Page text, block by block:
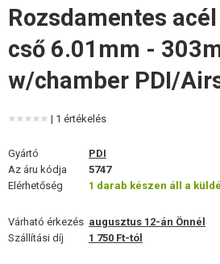
SZEMÜVEGEK, MASZKOK
KIEGÉSZÍTŐK, HORDSZÍJAK
FEGYVER JAVÍTÁS ÉS KARBANTARTÁS
Rozsdamentes
cső 6.01mm -
w/chamber PDI/
| 1 értékelés
Gyártó
PDI
Az áru kódja
5747
Elérhetőség
1 darab készen áll a
Várható érkezés augusztus 12-án Önnél
Szállítási díj
1 750 Ft-tól